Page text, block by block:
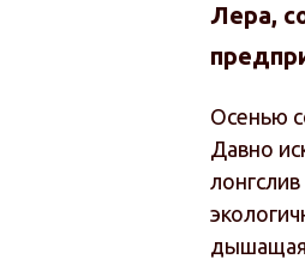
Лера,
Осенью
Давно
дышащая